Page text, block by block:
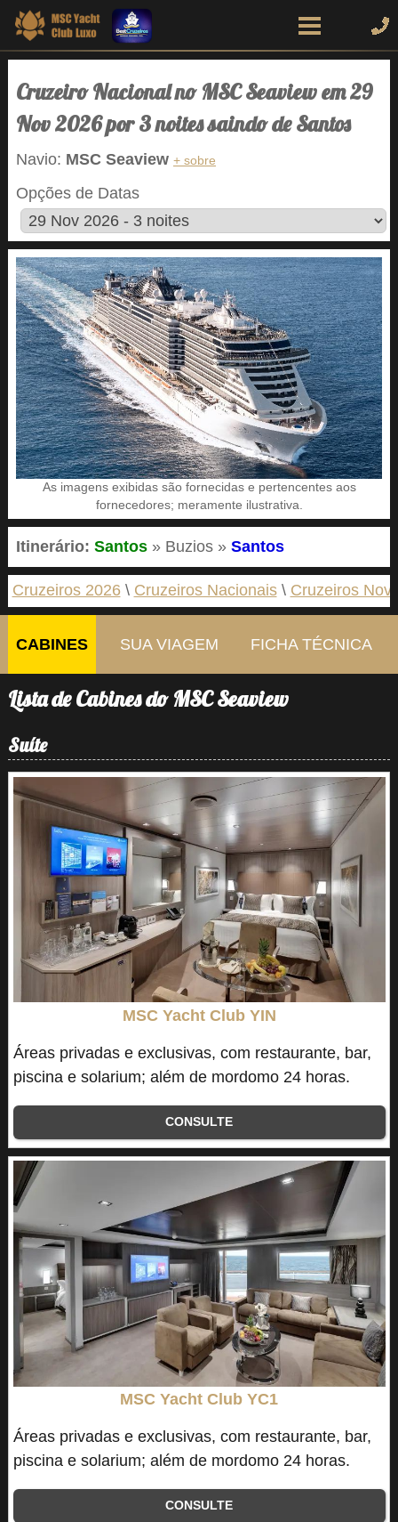
Cruzeiro Nacional no MSC Seaview em 29
Nov 2026 por 3 noites saindo de Santos
Navio: MSC Seaview + sobre
Opções de Datas
As imagens exibidas são fornecidas e pertencentes aos
fornecedores; meramente ilustrativa.
Itinerário: Santos » Buzios » Santos
Cruzeiros 2026 Cruzeiros Nacionais Cruzeiros
CABINES SUA VIAGEM FICHA TÉCNICA
Lista de Cabines do MSC Seaview
Suíte
MSC Yacht Club YIN
Áreas privadas e exclusivas, com restaurante, bar,
piscina e solarium; além de mordomo 24 horas.
CONSULTE
MSC Yacht Club YC1
Áreas privadas e exclusivas, com restaurante, bar,
piscina e solarium; além de mordomo 24 horas.
CONSULTE